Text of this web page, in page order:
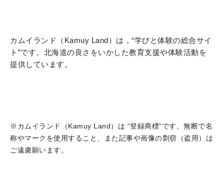
カムイランド（Kamuy Land）は，“学びと体験の総合サイ
ト”です。北海道の良さをいかした教育支援や体験活動を
提供しています。
※カムイランド（Kamuy Land）は “登録商標”です。無断で名
称やマークを使用すること、また記事や画像の剽窃（盗用）は
ご遠慮願います。